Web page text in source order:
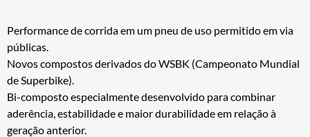
Performance de corrida em um pneu de uso permitido em via
públicas.
Novos compostos derivados do WSBK (Campeonato Mundial
de Superbike).
Bi-composto especialmente desenvolvido para combinar
aderência, estabilidade e maior durabilidade em relação à
geração anterior.